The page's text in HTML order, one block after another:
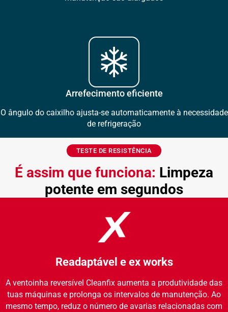
Arrefecimento eficiente
O ângulo do caixilho ajusta-se automaticamente à necessidade
de refrigeração
É assim que funciona: Limpeza
potente em segundos
TESTE DE RESISTÊNCIA
Readaptável e ex works
A ventoinha reversível Cleanfix aumenta a produtividade das
tuas máquinas e prolonga os intervalos de manutenção. Ao
mesmo tempo, reduz o número de avarias relacionadas com